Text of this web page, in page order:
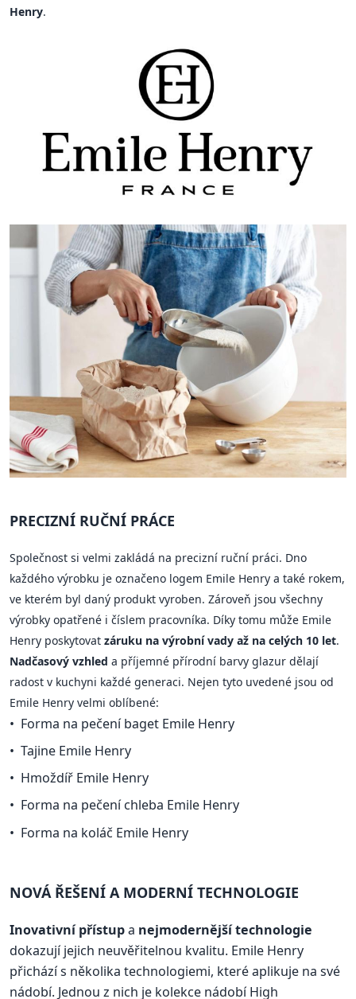
Henry.
PRECIZNÍ RUČNÍ PRÁCE
Společnost si velmi zakládá na precizní ruční práci. Dno
každého výrobku je označeno logem Emile Henry a také rokem,
ve kterém byl daný produkt vyroben. Zároveň jsou všechny
výrobky opatřené i číslem pracovníka. Díky tomu může Emile
Henry poskytovat záruku na výrobní vady až na celých 10 let.
Nadčasový vzhled a příjemné přírodní barvy glazur dělají
radost v kuchyni každé generaci. Nejen tyto uvedené jsou od
Emile Henry velmi oblíbené:
Forma na pečení baget Emile Henry
Tajine Emile Henry
Hmoždíř Emile Henry
Forma na pečení chleba Emile Henry
Forma na koláč Emile Henry
NOVÁ ŘEŠENÍ A MODERNÍ TECHNOLOGIE
Inovativní přístupa nejmodernější technologie
dokazují jejich neuvěřitelnou kvalitu. Emile Henry
přichází s několika technologiemi, které aplikuje na své
nádobí. Jednou z nich je kolekce nádobí High